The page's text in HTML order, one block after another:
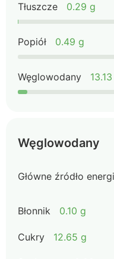
Tłuszcze 0.29 g
Popiół 0.49 g
Węglowodany
Węglowodany
Główne źródło
Błonnik 0.10 g
Cukry 12.65 g